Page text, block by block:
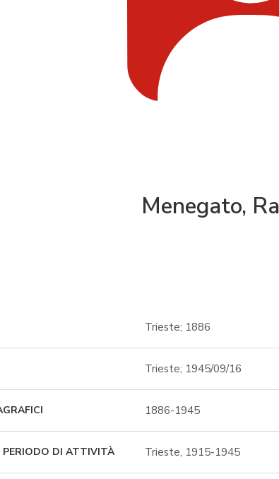
Menegato,
Trieste; 1886
Trieste; 1945/09/16
1886-1945
PERIODO DI ATTIVITÀ Trieste, 1915-1945